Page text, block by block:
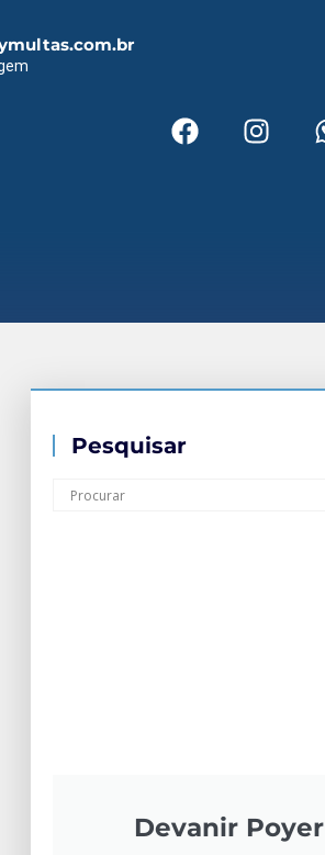
Pesquisar
Devanir Poyer